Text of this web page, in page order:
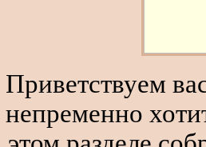
Приветствуем
непременно